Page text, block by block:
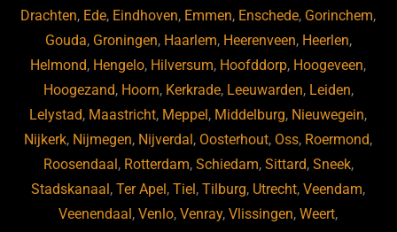
Drachten, Ede, Eindhoven, Emmen, Enschede, Gorinchem,
Gouda, Groningen, Haarlem, Heerenveen, Heerlen,
Helmond, Hengelo, Hilversum, Hoofddorp, Hoogeveen,
Hoogezand, Hoorn, Kerkrade, Leeuwarden, Leiden,
Lelystad, Maastricht, Meppel, Middelburg, Nieuwegein,
Nijkerk, Nijmegen, Nijverdal, Oosterhout, Oss, Roermond,
Roosendaal, Rotterdam, Schiedam, Sittard, Sneek,
Stadskanaal,Ter Apel,Tiel,Tilburg, Utrecht,Veendam,
Veenendaal,Venlo,Venray,Vlissingen,Weert,